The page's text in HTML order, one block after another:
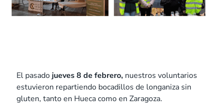
El pasado jueves8 de febrero, nuestros voluntarios
estuvieron repartiendo bocadillos de longaniza sin
gluten, tanto en Hueca como en Zaragoza.